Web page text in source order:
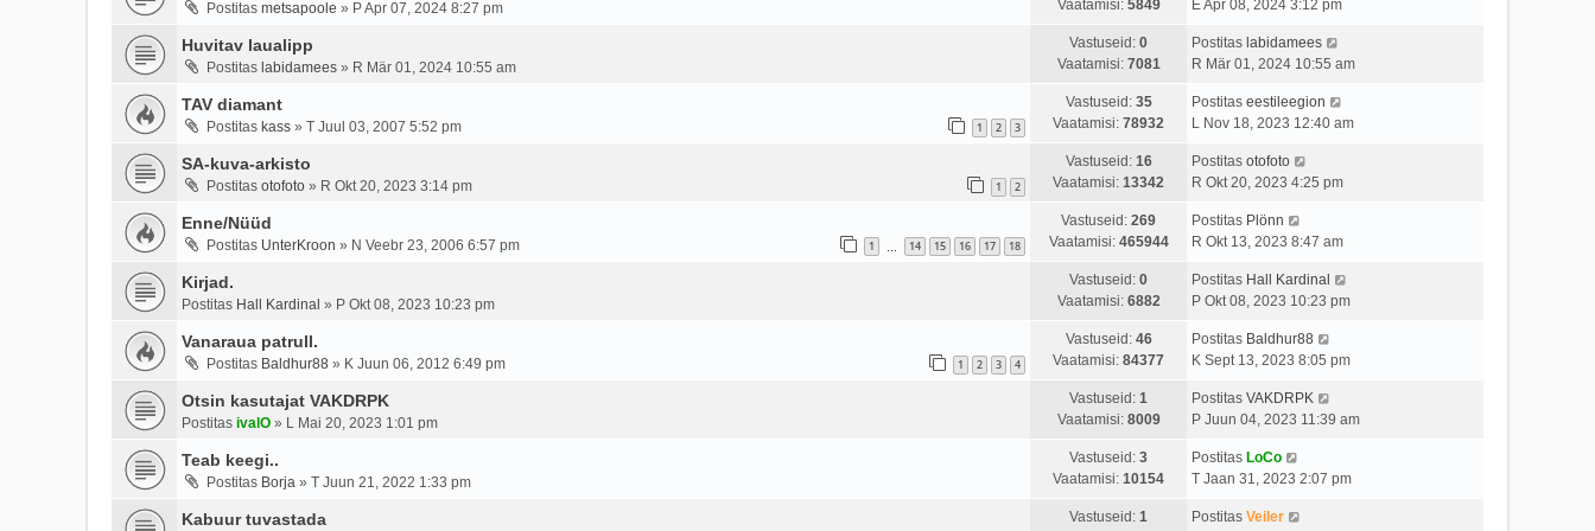
Postitas metsapoole » P Apr 07, 2024 8:27 pm
Vaatamisi: 5849
E Apr 08, 2024 3:12 pm
Huvitav laualipp
Postitas labidamees » R Mär 01, 2024 10:55 am
Vastuseid: 0
Vaatamisi: 7081
Postitas labidamees
R Mär 01, 2024 10:55 am
TAV diamant
Postitas kass » T Juul 03, 2007 5:52 pm 1 2 3
Vastuseid: 35
Vaatamisi: 78932
Postitas eestileegion
L Nov 18, 2023 12:40 am
SA-kuva-arkisto
Postitas otofoto » R Okt 20, 2023 3:14 pm 1 2
Vastuseid: 16
Vaatamisi: 13342
Postitas otofoto
R Okt 20, 2023 4:25 pm
Enne/Nüüd
Postitas UnterKroon » N Veebr 23, 2006 6:57 pm 1 14 15 16 17 18
Vastuseid: 269
Vaatamisi: 465944
Postitas Plönn
R Okt 13, 2023 8:47 am
Kirjad.
Postitas Hall Kardinal » P Okt 08, 2023 10:23 pm
Vastuseid: 0
Vaatamisi: 6882
Postitas Hall Kardinal
P Okt 08, 2023 10:23 pm
Vanaraua patrull.
Postitas Baldhur88 » K Juun 06, 2012 6:49 pm 1 2 3 4
Vastuseid: 46
Vaatamisi: 84377
Postitas Baldhur88
K Sept 13, 2023 8:05 pm
Otsin kasutajat VAKDRPK
Postitas ivalO » L Mai 20, 2023 1:01 pm
Vastuseid: 1
Vaatamisi: 8009
Postitas VAKDRPK
P Juun 04, 2023 11:39 am
Teab keegi..
Postitas Borja » T Juun 21, 2022 1:33 pm
Vastuseid: 3
Vaatamisi: 10154
Postitas LoCo
T Jaan 31, 2023 2:07 pm
Kabuur tuvastada Vastuseid: 1
Postitas Veiler